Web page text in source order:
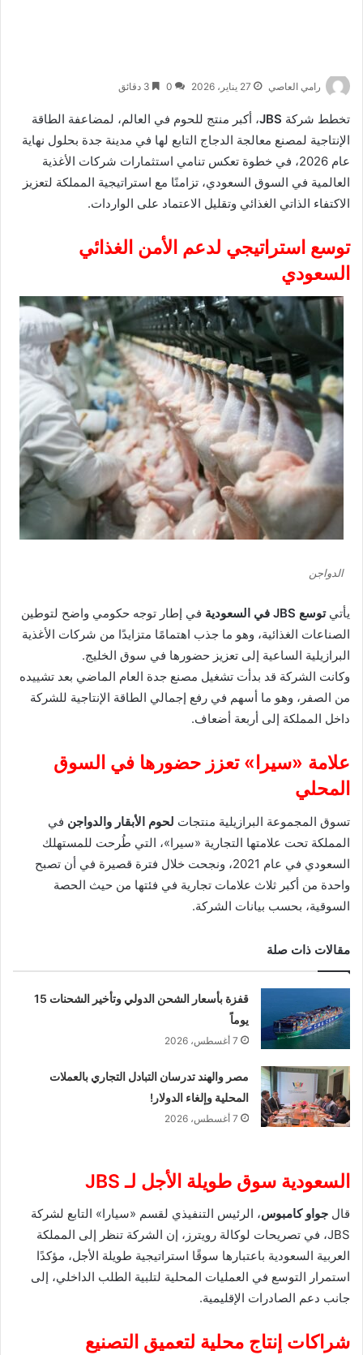
رامي العاصي 27 يناير، 2026 0
تخطط شركة JBS، أكبر منتج للحوم في العالم، لمضاعفة الطاقة
الإنتاجية لمصنع معالجة الدجاج التابع لها في مدينة جدة بحلول نهاية
عام 2026، في خطوة تعكس تنامي استثمارات شركات الأغذية
العالمية في السوق السعودي، تزامنًا مع استراتيجية المملكة لتعزيز
الاكتفاء الذاتي الغذائي وتقليل الاعتماد على الواردات.
توسع استراتيجي لدعم الأمن الغذائي
السعودي
الدواجن
يأتيتوسع JBS في السعودية
في إطار توجه حكومي واضح لتوطين
الصناعات الغذائية، وهو ما جذب اهتمامًا متزايدًا من شركات الأغذية
البرازيلية الساعية إلى تعزيز حضورها في سوق الخليج.
وكانت الشركة قد بدأت تشغيل مصنع جدة العام الماضي بعد تشييده
من الصفر، وهو ما أسهم في رفع إجمالي الطاقة الإنتاجية للشركة
داخل المملكة إلى أربعة أضعاف.
علامة «سيرا» تعزز حضورها في السوق
المحلي
تسوق المجموعة البرازيلية منتجات لحوم الأبقار والدواجن في
المملكة تحت علامتها التجارية «سيرا»، التي طُرحت للمستهلك
السعودي في عام 2021، ونجحت خلال فترة قصيرة في أن تصبح
واحدة من أكبر ثلاث علامات تجارية في فئتها من حيث الحصة
السوقية، بحسب بيانات الشركة.
مقالات ذات صلة
قفزة بأسعار الشحن الدولي وتأخير الشحنات 15
يوماً
7 أغسطس، 2026
مصر والهند تدرسان التبادل التجاري بالعملات
المحلية وإلغاء الدولار!
7 أغسطس، 2026
السعودية سوق طويلة الأجل لـ JBS
قال جواو كامبوس، الرئيس التنفيذي لقسم «سيارا» التابع لشركة
JBS، في تصريحات لوكالة رويترز، إن الشركة تنظر إلى المملكة
العربية السعودية باعتبارها سوقًا استراتيجية طويلة الأجل، مؤكدًا
استمرار التوسع في العمليات المحلية لتلبية الطلب الداخلي، إلى
جانب دعم الصادرات الإقليمية.
شراكات إنتاج محلية لتعميق التصنيع